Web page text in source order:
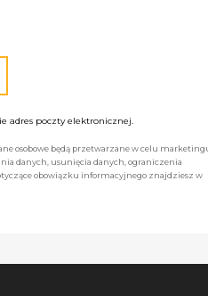
adres poczty elektronicznej.
osobowe będą przetwarzane w celu
danych, usunięcia danych, ograniczenia
obowiązku informacyjnego znajdziesz w